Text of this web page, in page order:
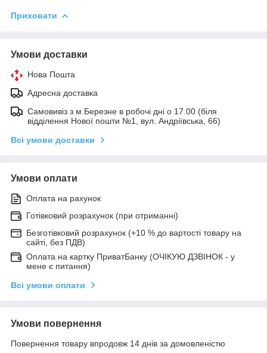
Приховати
Умови доставки
Нова Пошта
Адресна доставка
Самовивіз з м.Березне в робочі дні о 17.00 (біля
відділення Нової пошти №1, вул. Андріївська, 66)
Всі умови доставки
Умови оплати
Оплата на рахунок
Готівковий розрахунок (при отриманні)
Безготівковий розрахунок (+10 % до вартості товару на
сайті, без ПДВ)
Оплата на картку ПриватБанку (ОЧІКУЮ ДЗВІНОК - у
мене є питання)
Всі умови оплати
Умови повернення
Повернення товару впродовж 14 днів за домовленістю